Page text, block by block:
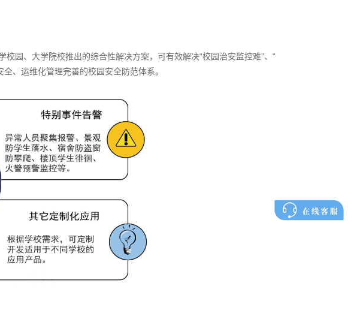
园、大学院校推出的综合性解决方案，可有效解决“校园治安监控难”、“
、运维化管理完善的校园安全防范体系。